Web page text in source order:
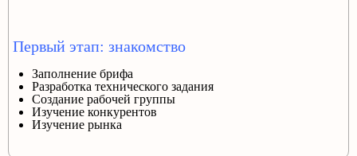
Первый этап: знакомство
Заполнение брифа
Разработка технического задания
Создание рабочей группы
Изучение конкурентов
Изучение рынка